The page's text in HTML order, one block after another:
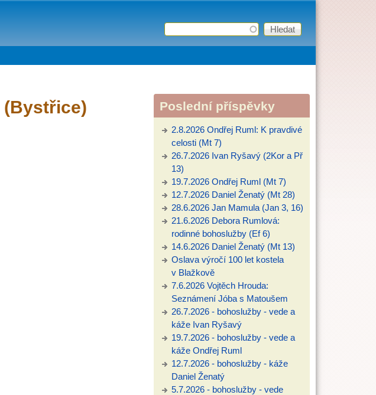
Vyhledávání
Hledat
(Bystřice) Poslední příspěvky
2.8.2026 Ondřej Ruml: K pravdivé
celosti (Mt 7)
26.7.2026 Ivan Ryšavý (2Kor a Př
13)
19.7.2026 Ondřej Ruml (Mt 7)
12.7.2026 Daniel Ženatý (Mt 28)
28.6.2026 Jan Mamula (Jan 3, 16)
21.6.2026 Debora Rumlová:
rodinné bohoslužby (Ef 6)
14.6.2026 Daniel Ženatý (Mt 13)
Oslava výročí 100 let kostela
v Blažkově
7.6.2026 Vojtěch Hrouda:
Seznámení Jóba s Matoušem
26.7.2026 - bohoslužby - vede a
káže Ivan Ryšavý
19.7.2026 - bohoslužby - vede a
káže Ondřej Ruml
12.7.2026 - bohoslužby - káže
Daniel Ženatý
5.7.2026 - bohoslužby - vede